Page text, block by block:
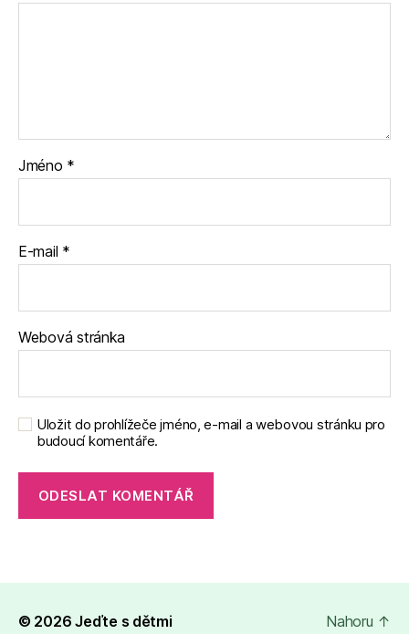
Jméno *
E-mail *
Webová stránka
Uložit do prohlížeče jméno, e-mail a webovou stránku pro
budoucí komentáře.
© 2026Jeďte s dětmi Nahoru ↑